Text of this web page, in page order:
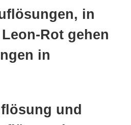
in
Rot gehen
in
und